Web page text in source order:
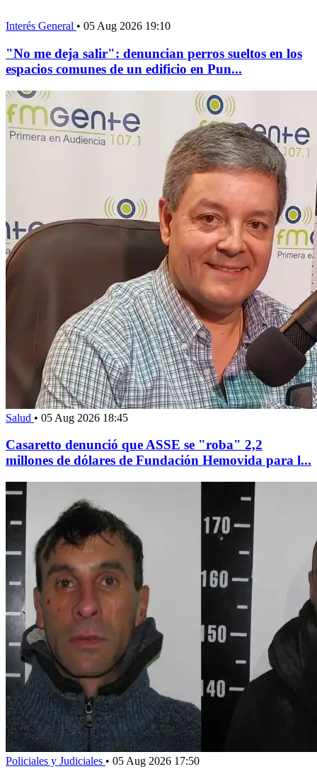
Interés General • 05 Aug 2026 19:10
"No me deja salir": denuncian perros sueltos en los
espacios comunes de un edificio en Pun...
Salud • 05 Aug 2026 18:45
Casaretto denunció que ASSE se "roba" 2,2
millones de dólares de Fundación Hemovida para l...
Policiales y Judiciales • 05 Aug 2026 17:50